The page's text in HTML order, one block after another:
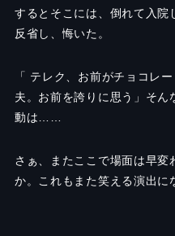
するとそこには、倒れて入院
反省し、悔いた。
「 テレク、お前がチョコレ
夫。お前を誇りに思う」そ
動は……
さぁ、またここで場面は早変
か。これもまた笑える演出に